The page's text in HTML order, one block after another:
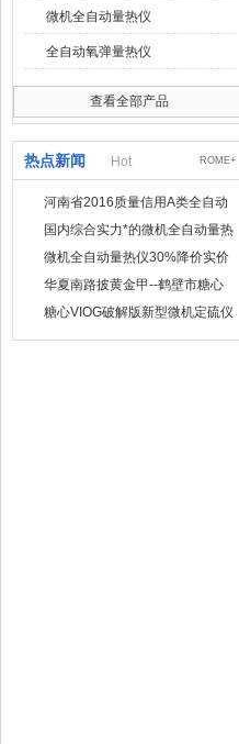
微机全自动量热仪
全自动氧弹量热仪
查看全部产品
热点新闻 Hot ROME+
河南省2016质量信用A类全自动
量热仪
国内综合实力*的微机全自动量热
仪制造企业
微机全自动量热仪30%降价实价
出售
华夏南路披黄金甲--鹤壁市糖心
VIOG破解版仪器仪表有限公司
糖心VIOG破解版新型微机定硫仪